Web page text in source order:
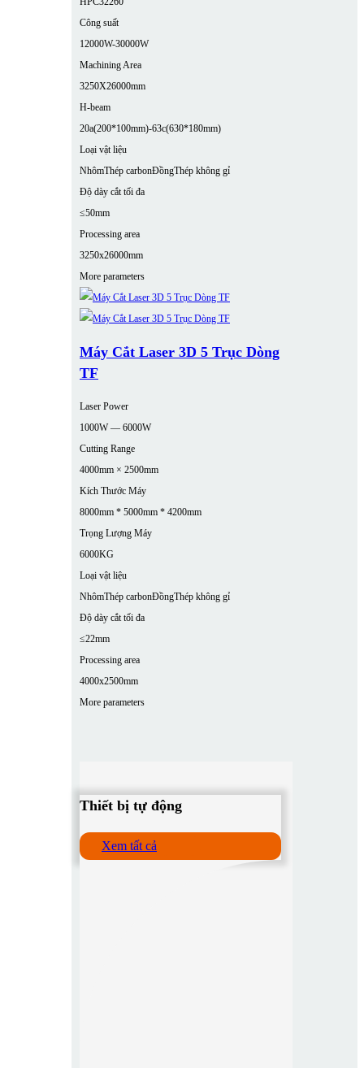
Công suất
12000W-30000W
Machining Area
3250X26000mm
H-beam
20a(200*100mm)-63c(630*180mm)
Loại vật liệu
NhômThép carbonĐồngThép không gỉ
Độ dày cắt tối đa
≤50mm
Processing area
3250x26000mm
More parameters
Máy Cắt Laser 3D 5 Trục Dòng
TF
Laser Power
1000W — 6000W
Cutting Range
4000mm × 2500mm
Kích Thước Máy
8000mm * 5000mm * 4200mm
Trọng Lượng Máy
6000KG
Loại vật liệu
NhômThép carbonĐồngThép không gỉ
Độ dày cắt tối đa
≤22mm
Processing area
4000x2500mm
More parameters
Thiết bị tự động
Xem tất cả